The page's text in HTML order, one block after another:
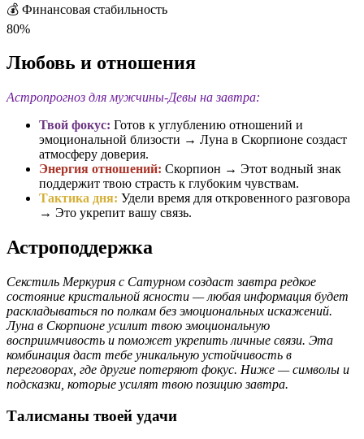
💰 Финансовая стабильность
80%
Любовь и отношения
Астропрогноз для мужчины-Девы на завтра:
Твой фокус: Готов к углублению отношений и
эмоциональной близости → Луна в Скорпионе создаст
атмосферу доверия.
Энергия отношений: Скорпион → Этот водный знак
поддержит твою страсть к глубоким чувствам.
Тактика дня: Удели время для откровенного разговора
→ Это укрепит вашу связь.
Астроподдержка
Секстиль Меркурия с Сатурном создаст завтра редкое
состояние кристальной ясности — любая информация будет
раскладываться по полкам без эмоциональных искажений.
Луна в Скорпионе усилит твою эмоциональную
восприимчивость и поможет укрепить личные связи. Эта
комбинация даст тебе уникальную устойчивость в
переговорах, где другие потеряют фокус. Ниже — символы и
подсказки, которые усилят твою позицию завтра.
Талисманы твоей удачи